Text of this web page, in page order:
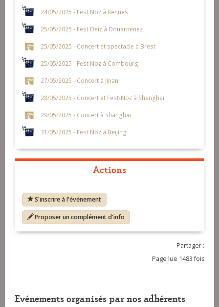
24/05/2025 - Fest Noz à Rennes
25/05/2025 - Fest Deiz à Douarnenez
25/05/2025 - Concert et spectacle à Brest
25/05/2025 - Fest Noz à Combourg
27/05/2025 - Concert à Jinan
28/05/2025 - Concert et Fest-Noz à Shanghai
29/05/2025 - Concert à Shanghai
31/05/2025 - Fest Noz à Beijing
Actions
S'inscrire à l'événement
Proposer un complément d'info
Partager :
Page lue 1483 fois
Evénements organisés par nos adhérents